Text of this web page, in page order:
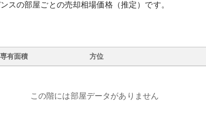
スの部屋ごとの売却相場価格（推定）です。
専有面積 方位
この階には部屋データがありません